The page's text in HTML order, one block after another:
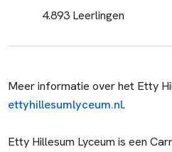
4.893 Leerlingen
Meer informatie over het Etty
ettyhillesumlyceum.nl.
Etty Hillesum Lyceum is een